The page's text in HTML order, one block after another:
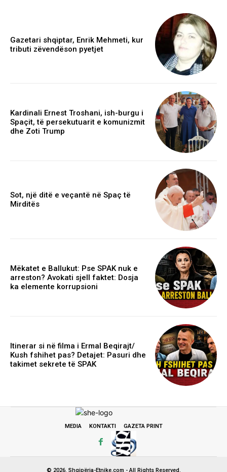
Gazetari shqiptar, Enrik Mehmeti, kur
tributi zëvendëson pyetjet
Kardinali Ernest Troshani, ish-burgu i
Spaçit, të persekutuarit e komunizmit
dhe Zoti Trump
Sot, një ditë e veçantë në Spaç të
Mirditës
Mëkatet e Ballukut: Pse SPAK nuk e
arreston? Avokati sjell faktet: Dosja
ka elemente korrupsioni
Itinerar si në filma i Ermal Beqirajt/
Kush fshihet pas? Detajet: Pasuri dhe
takimet sekrete të SPAK
MEDIA KONTAKTI GAZETA PRINT
© 2026. Shqipëria-Etnike.com - All Rights Reserved.